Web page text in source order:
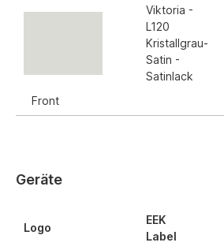
Front
Viktoria -
L120
Kristallgrau-
Satin -
Satinlack
Geräte
Logo
EEK
Label